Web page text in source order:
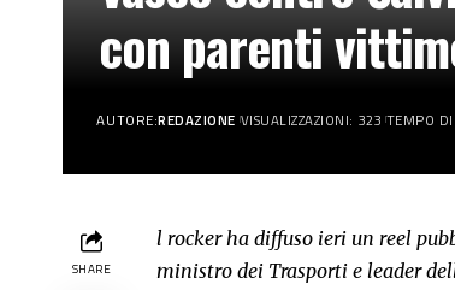
con parenti
AUTORE:REDAZIONE VISUALIZZAZIONI: 323 TEMPO
SHARE
l rocker ha diffuso ieri un reel
ministro dei Trasporti e leader